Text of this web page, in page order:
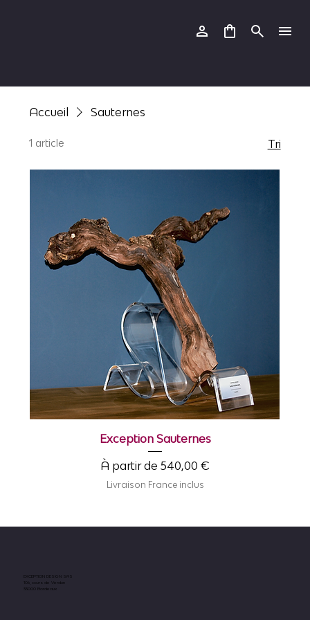
Accueil Sauternes
1 article Tri
Exception Sauternes
À partir de 540,00 €
Prix promotionnel
Livraison France inclus
EXCEPTION DESIGN SAS
106, cours de Verdun
33000 Bordeaux